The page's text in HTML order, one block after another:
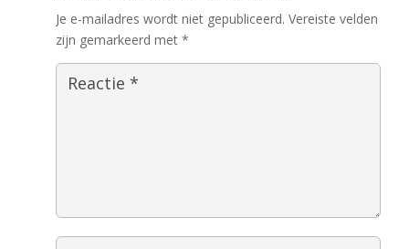
Je e-mailadres wordt niet gepubliceerd. Vereiste velden
zijn gemarkeerd met*